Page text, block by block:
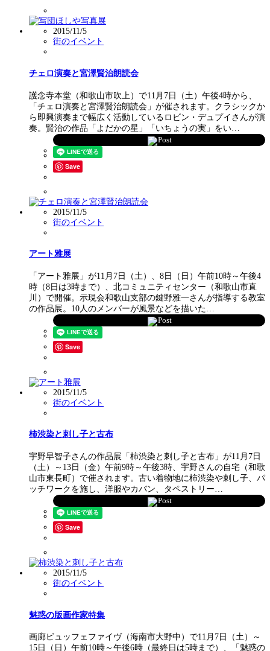
2015/11/5
街のイベント
チェロ演奏と宮澤賢治朗読会
護念寺本堂（和歌山市吹上）で11月7日（土）午後4時から、
「チェロ演奏と宮澤賢治朗読会」が催されます。クラシックか
ら即興演奏まで幅広く活動しているロビン・デュプイさんが演
奏。賢治の作品「よだかの星」「いちょうの実」をい…
Post
Save
2015/11/5
街のイベント
アート雅展
「アート雅展」が11月7日（土）、8日（日）午前10時～午後4
時（8日は3時まで）、北コミュニティセンター（和歌山市直
川）で開催。示現会和歌山支部の鍵野雅一さんが指導する教室
の作品展。10人のメンバーが風景などを描いた…
Post
Save
2015/11/5
街のイベント
柿渋染と刺し子と古布
宇野早智子さんの作品展「柿渋染と刺し子と古布」が11月7日
（土）～13日（金）午前9時～午後3時、宇野さんの自宅（和歌
山市東長町）で催されます。古い着物地に柿渋染や刺し子、パ
ッチワークを施し、洋服やカバン、タペストリー…
Post
Save
2015/11/5
街のイベント
魅惑の版画作家特集
画廊ビュッフェファイヴ（海南市大野中）で11月7日（土）～
15日（日）午前10時～午後6時（最終日は5時まで）、「魅惑の